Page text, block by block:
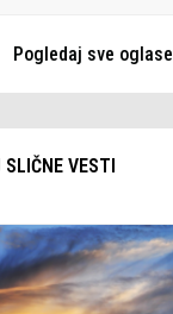
Pogledaj sve oglase
VESTI